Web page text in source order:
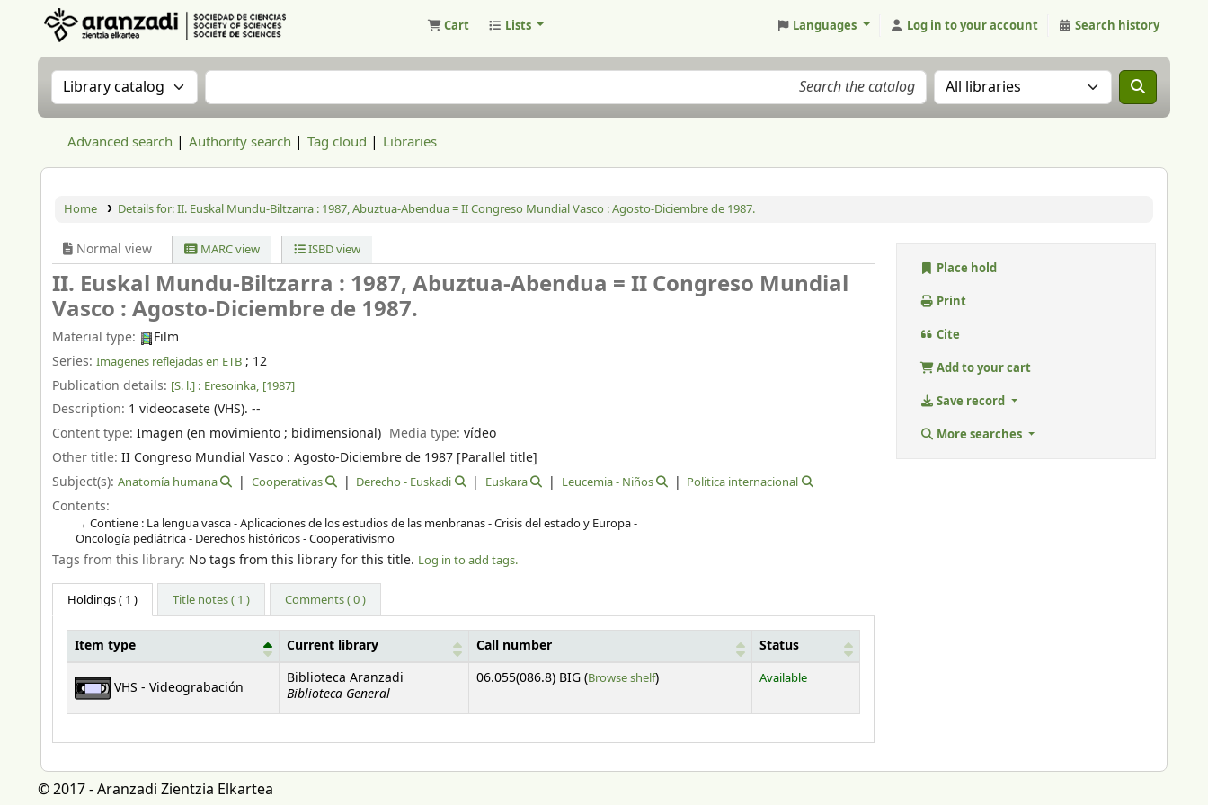
Cart Lists Languages Log in to your account Search history
Search the catalog by:Search the catalog Search the catalog in:
Advanced search Authority search Tag cloud Libraries
Home Details for:II. Euskal Mundu-Biltzarra : 1987, Abuztua-Abendua = II Congreso Mundial Vasco : Agosto-Diciembre de 1987.
Normal view MARC view ISBD view
II. Euskal Mundu-Biltzarra : 1987, Abuztua-Abendua = II Congreso Mundial
Vasco : Agosto-Diciembre de 1987.
Material type:
Film
Series: Imagenes reflejadas en ETB ; 12
Publication details: [S. l.] : Eresoinka, [1987]
Description: 1 videocasete (VHS). --
Content type: Imagen (en movimiento ; bidimensional) Media type:vídeo
Other title: II Congreso Mundial Vasco : Agosto-Diciembre de 1987 [Parallel title]
Subject(s): Anatomía humana Cooperativas Derecho - Euskadi Euskara Leucemia - Niños Politica internacional
Contents:
Contiene : La lengua vasca - Aplicaciones de los estudios de las menbranas - Crisis del estado y Europa -
Oncología pediátrica - Derechos históricos - Cooperativismo
Tags from this library: No tags from this library for this title. Log in to add tags.
Holdings( 1 ) Title notes ( 1 ) Comments ( 0 )
Item type Current library Call number Status
VHS - Videograbación
Biblioteca Aranzadi
Biblioteca General
06.055(086.8) BIG (Browse shelf(Opens below)
) Available
Place hold
Print
Cite
Add to your cart
Save record
More searches
© 2017 - Aranzadi Zientzia Elkartea